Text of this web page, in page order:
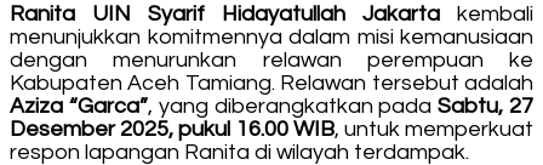
UIN
Jakarta
Kembali
Turunkan
Relawan
Perempuan
ke
Ranita UIN Syarif Hidayatullah Jakarta kembali
menunjukkan komitmennya dalam misi kemanusiaan
dengan menurunkan relawan perempuan ke
Kabupaten Aceh Tamiang. Relawan tersebut adalah
Aziza “Garca”, yang diberangkatkan padaSabtu, 27
Desember 2025, pukul 16.00 WIB, untuk memperkuat
respon lapangan Ranita di wilayah terdampak.